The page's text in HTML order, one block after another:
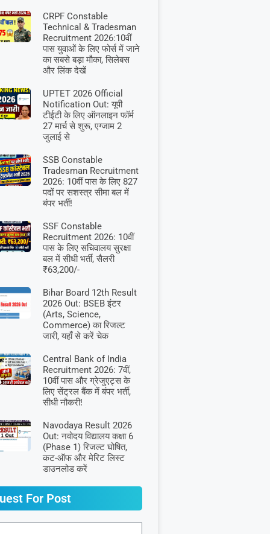
CRPF Constable
Technical & Tradesman
Recruitment 2026:10वीं
पास युवाओं के लिए फोर्स में जाने
का सबसे बड़ा मौका, सिलेबस
और लिंक देखें
UPTET 2026 Official
Notification Out: यूपी
टीईटी के लिए ऑनलाइन फॉर्म
27 मार्च से शुरू, एग्जाम 2
जुलाई से
SSB Constable
Tradesman Recruitment
2026: 10वीं पास के लिए 827
पदों पर सशस्त्र सीमा बल में
बंपर भर्ती!
SSF Constable
Recruitment 2026: 10वीं
पास के लिए सचिवालय सुरक्षा
बल में सीधी भर्ती, सैलरी
₹63,200/-
Bihar Board 12th Result
2026 Out: BSEB इंटर
(Arts, Science,
Commerce) का रिजल्ट
जारी, यहाँ से करें चेक
Central Bank of India
Recruitment 2026: 7वीं,
10वीं पास और ग्रेजुएट्स के
लिए सेंट्रल बैंक में बंपर भर्ती,
सीधी नौकरी!
Navodaya Result 2026
Out: नवोदय विद्यालय कक्षा 6
(Phase 1) रिजल्ट घोषित,
कट-ऑफ और मेरिट लिस्ट
डाउनलोड करें
For Post